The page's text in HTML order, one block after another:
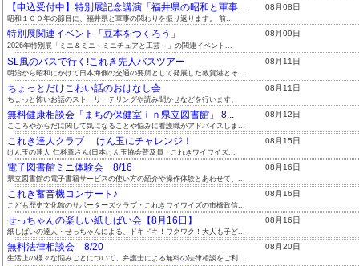
【申込受付中】特別展記念講演「福井県の昭和と軍事... 08月08日
昭和１００年の節目に、福井県と軍事の関わりを振り返ります。 前...
特別展関連イベント「豆本をつくろう」 08月09日
2026年特別展「ミニ＆ミニ～ミニチュアと工芸～」の関連イベント...
SL風のバスで行く!これき先人バスツアー 08月11日
明治から昭和にかけて日本海側の交通の要所として発展した敦賀港とそ...
ちょっとだけこわい話のおはなし会 08月11日
ちょっと怖いお話のストーリーテリングや読み聞かせなどを行います。
無料健康相談会「まちの保健室ｉｎ県立図書館」 8... 08月12日
こころやからだに関して気になることや悩みに看護職がアドバイスしま...
これき達人クラブ けん玉にチャレンジ！ 08月15日
けん玉の達人 仁科章さん(日本けん玉協会普及員・これきワイワイズ...
電子図書館ミニ体験会 8/16 08月16日
県立図書館の電子書籍サービスの使い方の紹介や操作体験とあわせて、...
これき蓄音機コンサート♪ 08月16日
こども歴史文化館のサポーターズクラブ・これきワイワイズの市橋政信...
せっちゃんの楽しい紙しばい会【8月16日】 08月16日
紙しばいの達人・せっちゃんによる、ドキドキ！ワクワク！大人も子ど...
無料法律相談会 8/20 08月20日
生活上の様々な悩みごとについて、弁護士による無料の法律相談をご利...